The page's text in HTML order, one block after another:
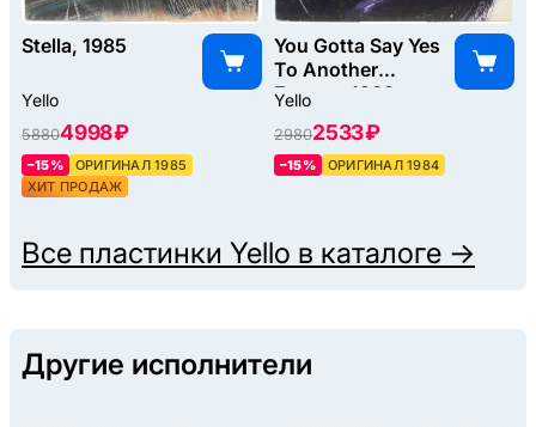
Stella, 1985
Yello
58804998 ₽
–15%
ОРИГИНАЛ 1985
ХИТ ПРОДАЖ
You Gotta Say Yes
To Another
Excess, 1983
Yello
29802533 ₽
–15% ОРИГИНАЛ 1984
Все пластинки Yello в каталоге →
Другие исполнители